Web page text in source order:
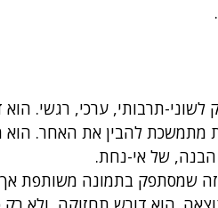
תרבותי, ערכי, רגשי. הוא
מתמשכת להבין את האחר. הוא
הבנה, של אי-נחת.
שמסתפק בתמונה משותפת